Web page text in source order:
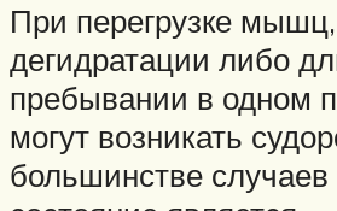
При перегрузке мышц,
дегидратации либо
пребывании в одном
могут возникать
большинстве случаев